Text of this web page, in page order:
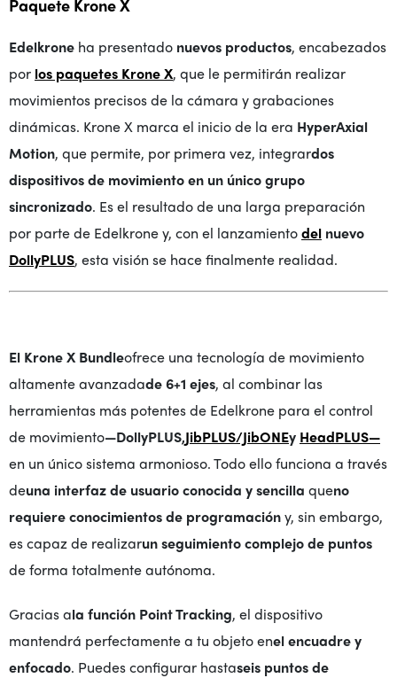
Paquete Krone X
Edelkrone ha presentado nuevos productos, encabezados
por los paquetes Krone X, que le permitirán realizar
movimientos precisos de la cámara y grabaciones
dinámicas. Krone X marca el inicio de la era HyperAxial
Motion, que permite, por primera vez, integrardos
dispositivos de movimiento en un único grupo
sincronizado. Es el resultado de una larga preparación
por parte de Edelkrone y, con el lanzamientodel nuevo
DollyPLUS, esta visión se hace finalmente realidad.
El Krone X Bundleofrece una tecnología de movimiento
altamente avanzadade 6+1 ejes, al combinar las
herramientas más potentes de Edelkrone para el control
de movimiento—DollyPLUS,JibPLUS/JibONEy HeadPLUS—
en un único sistema armonioso. Todo ello funciona a través
deuna interfaz de usuario conocida y sencilla queno
requiere conocimientos de programacióny, sin embargo,
es capaz de realizarun seguimiento complejo de puntos
de forma totalmente autónoma.
Gracias ala función Point Tracking, el dispositivo
mantendrá perfectamente a tu objeto enel encuadre y
enfocado. Puedes configurar hastaseis puntos de